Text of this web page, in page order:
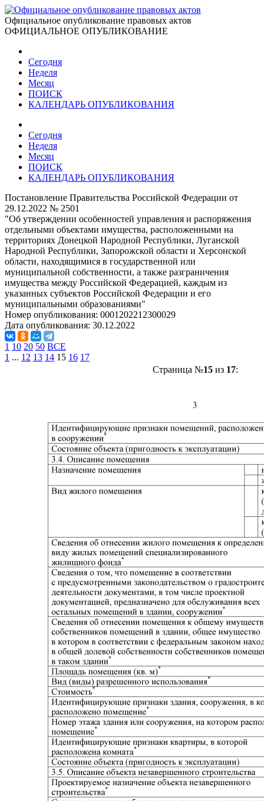
Официальное опубликование правовых актов
ОФИЦИАЛЬНОЕ ОПУБЛИКОВАНИЕ
Сегодня
Неделя
Месяц
ПОИСК
КАЛЕНДАРЬ ОПУБЛИКОВАНИЯ
Сегодня
Неделя
Месяц
ПОИСК
КАЛЕНДАРЬ ОПУБЛИКОВАНИЯ
Постановление Правительства Российской Федерации от
29.12.2022 № 2501
"Об утверждении особенностей управления и распоряжения
отдельными объектами имущества, расположенными на
территориях Донецкой Народной Республики, Луганской
Народной Республики, Запорожской области и Херсонской
области, находящимися в государственной или
муниципальной собственности, а также разграничения
имущества между Российской Федерацией, каждым из
указанных субъектов Российской Федерации и его
муниципальными образованиями"
Номер опубликования: 0001202212300029
Дата опубликования: 30.12.2022
1 10 20 50 ВСЕ
1 ... 12 13 14 15 16 17
Страница №15из 17: